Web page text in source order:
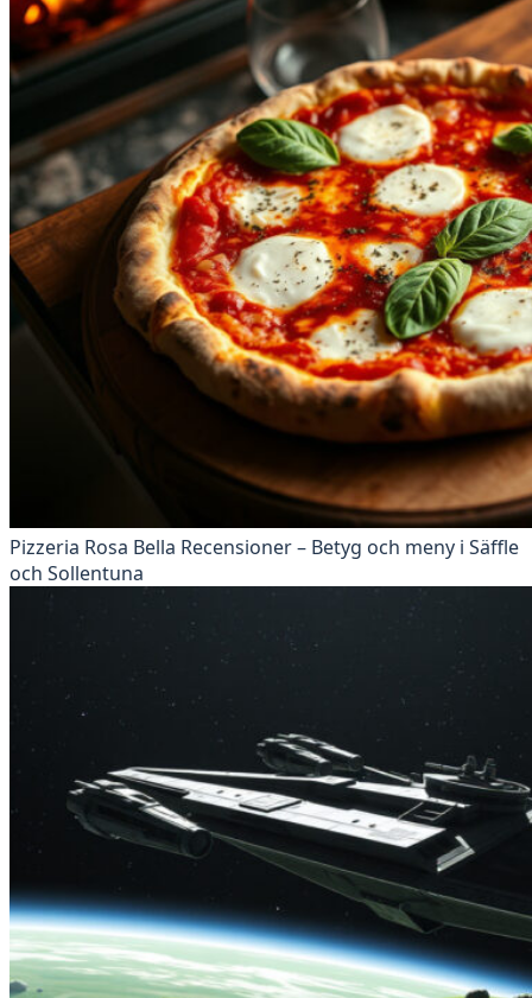
Pizzeria Rosa Bella Recensioner – Betyg och meny i Säffle
och Sollentuna